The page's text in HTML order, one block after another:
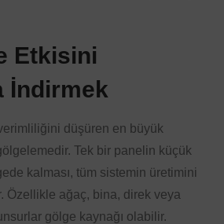
Etkisini
İndirmek
düşüren en büyük
Tek bir panelin küçük
kalması, tüm sistemin üretimini
Özellikle ağaç, bina, direk veya
gölge kaynağı olabilir.